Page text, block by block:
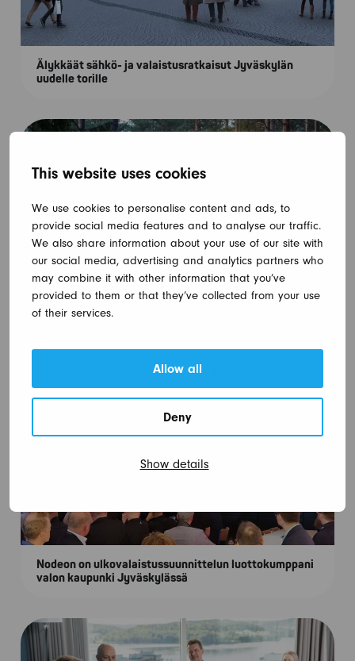
This website uses cookies
We use cookies to personalise content and ads, to
provide social media features and to analyse our traffic.
We also share information about your use of our site with
our social media, advertising and analytics partners who
may combine it with other information that you’ve
provided to them or that they’ve collected from your use
of their services.
Allow all
Deny
Show details
Älykkäät sähkö- ja valaistusratkaisut Jyväskylän
uudelle torille
Luontoystävällinen valaistus Porin Isomäen
Nodeon on ulkovalaistussuunnittelun luottokumppani
valon kaupunki Jyväskylässä